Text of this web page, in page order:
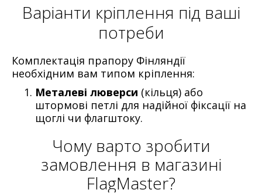
Варіанти кріплення під ваші
потреби
Комплектація прапору Фінляндії
необхідним вам типом кріплення:
Металеві люверси (кільця) або
штормові петлі для надійної фіксації на
щоглі чи флагштоку.
Чому варто зробити
замовлення в магазині
FlagMaster?